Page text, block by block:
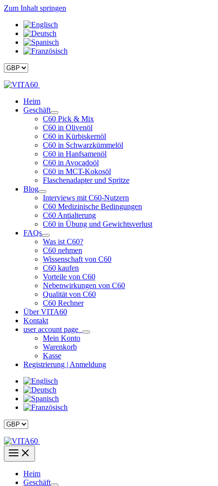
Zum Inhalt springen
Heim
Geschäft
C60 Pick & Mix
C60 in Olivenöl
C60 in Kürbiskernöl
C60 in Schwarzkümmelöl
C60 in Hanfsamenöl
C60 in Avocadoöl
C60 in MCT-Kokosöl
Flaschenadapter und Spritze
Blog
Interviews mit C60-Nutzern
C60 Medizinische Bedingungen
C60 Antialterung
C60 in Übung und Gewichtsverlust
FAQs
Was ist C60?
C60 nehmen
Wissenschaft von C60
C60 kaufen
Vorteile von C60
Nebenwirkungen von C60
Qualität von C60
C60 Rechner
Über VITA60
Kontakt
user account page
Mein Konto
Warenkorb
Kasse
Registrierung | Anmeldung
Heim
Geschäft